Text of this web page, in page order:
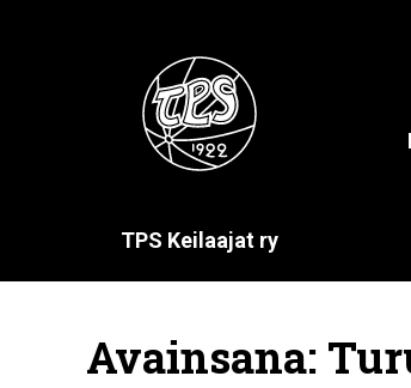
TPS Keilaajat ry
Avainsana: